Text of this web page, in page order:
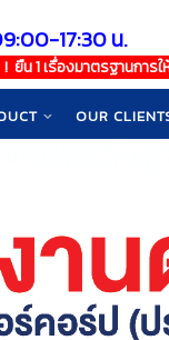
17:30 น.
น 1 เรื่องมาตรฐานการใ
OUR